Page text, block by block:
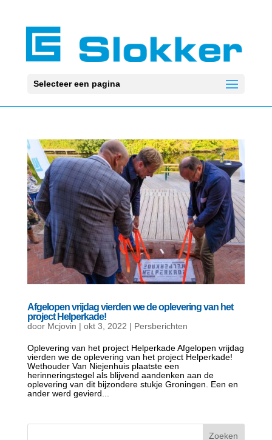
Selecteer een pagina
Afgelopen vrijdag vierden we de oplevering van het
project Helperkade!
door Mcjovin | okt 3, 2022 | Persberichten
Oplevering van het project Helperkade Afgelopen vrijdag
vierden we de oplevering van het project Helperkade!
Wethouder Van Niejenhuis plaatste een
herinneringstegel als blijvend aandenken aan de
oplevering van dit bijzondere stukje Groningen. Een en
ander werd gevierd...